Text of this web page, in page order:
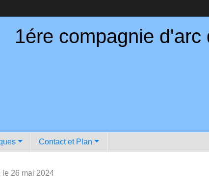
1ére compagnie d'arc
Contact et Plan
le 26 mai 2024